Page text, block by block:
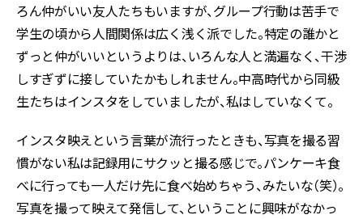
ろん仲がいい友人たちもいますが、グループ行動は苦手で
学生の頃から人間関係は広く浅く派でした。特定の誰かと
ずっと仲がいいというよりは、いろんな人と満遍なく、干渉
しすぎずに接していたかもしれません。中高時代から同級
生たちはインスタをしていましたが、私はしていなくて。
インスタ映えという言葉が流行ったときも、写真を撮る習
慣がない私は記録用にサクッと撮る感じで。パンケーキ食
べに行っても一人だけ先に食べ始めちゃう、みたいな（笑）。
写真を撮って映えて発信して、ということに興味がなかっ